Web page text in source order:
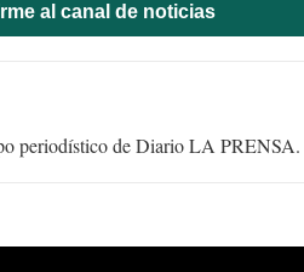
al canal de noticias
periodístico de Diario LA PRENSA.